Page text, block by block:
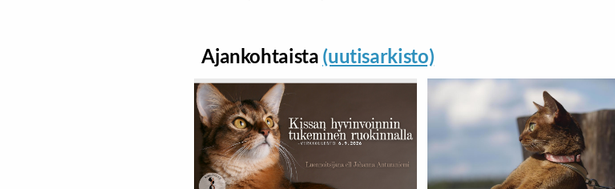
Ajankohtaista (uutisarkisto)